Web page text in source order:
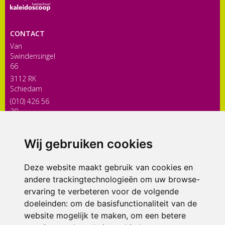
Wij gebruiken cookies
Deze website maakt gebruik van cookies en
andere trackingtechnologieën om uw browse-
ervaring te verbeteren voor de volgende
doeleinden: om de basisfunctionaliteit van de
website mogelijk te maken, om een betere
Bibliotheek
Jeugdfonds Sport en Cultuur
Schooltandarts
Documenten
CONTACT
Van
Swindensingel
66
3112 RK
Schiedam
(010) 426 56
30
ONDERDEEL VAN